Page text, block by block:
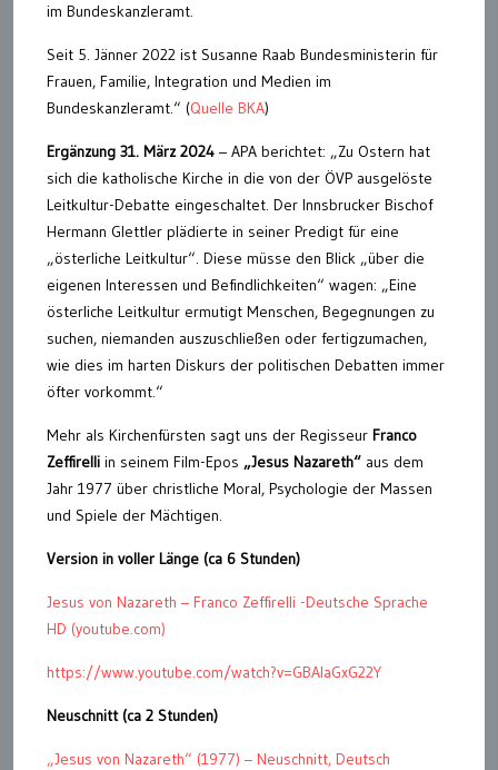
im Bundeskanzleramt.
Seit 5. Jänner 2022 ist Susanne Raab Bundesministerin für
Frauen, Familie, Integration und Medien im
Bundeskanzleramt.“ (Quelle BKA)
Ergänzung 31. März 2024 – APA berichtet: „Zu Ostern hat
sich die katholische Kirche in die von der ÖVP ausgelöste
Leitkultur-Debatte eingeschaltet. Der Innsbrucker Bischof
Hermann Glettler plädierte in seiner Predigt für eine
„österliche Leitkultur“. Diese müsse den Blick „über die
eigenen Interessen und Befindlichkeiten“ wagen: „Eine
österliche Leitkultur ermutigt Menschen, Begegnungen zu
suchen, niemanden auszuschließen oder fertigzumachen,
wie dies im harten Diskurs der politischen Debatten immer
öfter vorkommt.“
Mehr als Kirchenfürsten sagt uns der Regisseur Franco
Zeffirelli in seinem Film-Epos „Jesus Nazareth“ aus dem
Jahr 1977 über christliche Moral, Psychologie der Massen
und Spiele der Mächtigen.
Version in voller Länge (ca 6 Stunden)
Jesus von Nazareth – Franco Zeffirelli -Deutsche Sprache
HD (youtube.com)
https://www.youtube.com/watch?v=GBAlaGxG22Y
Neuschnitt (ca 2 Stunden)
„Jesus von Nazareth“ (1977) – Neuschnitt, Deutsch